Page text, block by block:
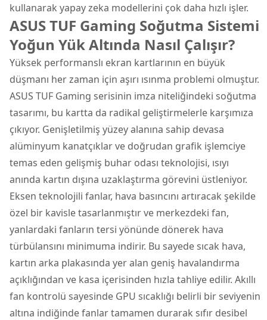
kullanarak yapay zeka modellerini çok daha hızlı işler.
ASUS TUF Gaming Soğutma Sistemi
Yoğun Yük Altında Nasıl Çalışır?
Yüksek performanslı ekran kartlarının en büyük
düşmanı her zaman için aşırı ısınma problemi olmuştur.
ASUS TUF Gaming serisinin imza niteliğindeki soğutma
tasarımı, bu kartta da radikal geliştirmelerle karşımıza
çıkıyor. Genişletilmiş yüzey alanına sahip devasa
alüminyum kanatçıklar ve doğrudan grafik işlemciye
temas eden gelişmiş buhar odası teknolojisi, ısıyı
anında kartın dışına uzaklaştırma görevini üstleniyor.
Eksen teknolojili fanlar, hava basıncını artıracak şekilde
özel bir kavisle tasarlanmıştır ve merkezdeki fan,
yanlardaki fanların tersi yönünde dönerek hava
türbülansını minimuma indirir. Bu sayede sıcak hava,
kartın arka plakasında yer alan geniş havalandırma
açıklığından ve kasa içerisinden hızla tahliye edilir. Akıllı
fan kontrolü sayesinde GPU sıcaklığı belirli bir seviyenin
altına indiğinde fanlar tamamen durarak sıfır desibel